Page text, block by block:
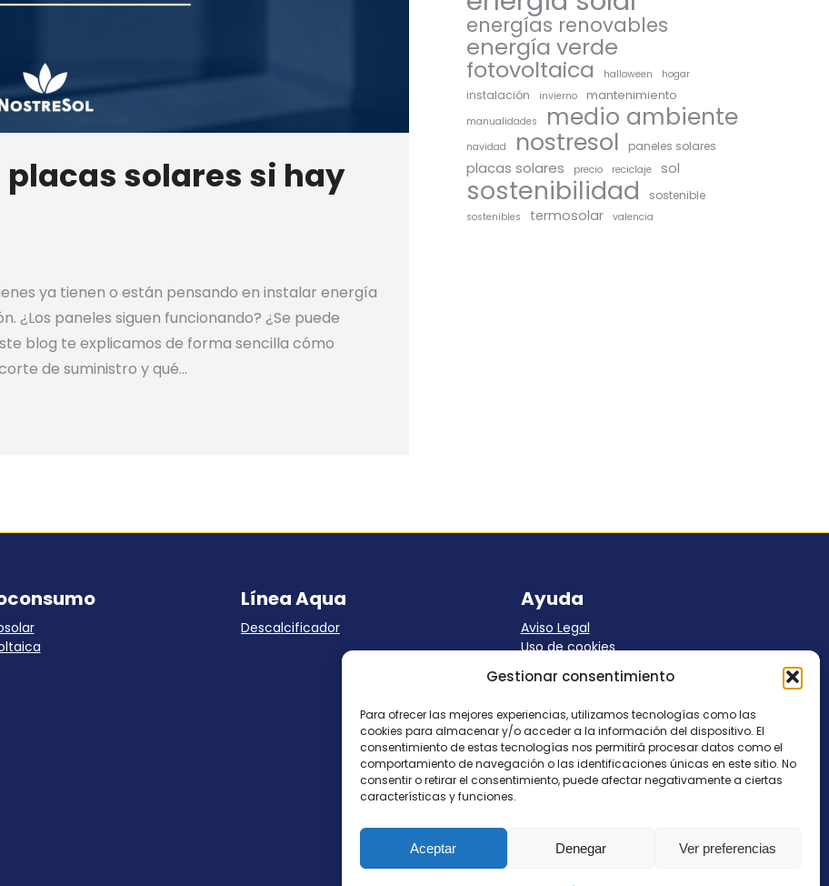
Gestionar consentimiento
Para ofrecer las mejores experiencias, utilizamos tecnologías como las
cookies para almacenar y/o acceder a la información del dispositivo. El
consentimiento de estas tecnologías nos permitirá procesar datos como el
comportamiento de navegación o las identificaciones únicas en este sitio. No
consentir o retirar el consentimiento, puede afectar negativamente a ciertas
características y funciones.
Aceptar Denegar Ver preferencias
placas solares si hay
ya tienen o están pensando en instalar energía
¿Los paneles siguen funcionando? ¿Se puede
blog te explicamos de forma sencilla cómo
de suministro y qué…
energías renovables
energía verde
fotovoltaica halloween hogar
instalación invierno mantenimiento
manualidades medio ambiente
navidad nostresol paneles solares
placas solares precio reciclaje sol
sostenibilidad sostenible
sostenibles termosolar valencia
Línea Aqua
Descalcificador
Ayuda
Aviso Legal
Uso de cookies
Política de privacidad
Canal de Denuncias